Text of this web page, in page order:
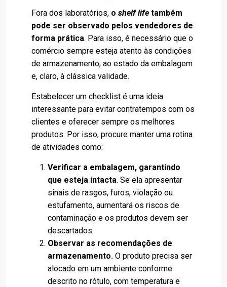
Fora dos laboratórios, o shelf life também
pode ser observado pelos vendedores de
forma prática. Para isso, é necessário que o
comércio sempre esteja atento às condições
de armazenamento, ao estado da embalagem
e, claro, à clássica validade.
Estabelecer um checklist é uma ideia
interessante para evitar contratempos com os
clientes e oferecer sempre os melhores
produtos. Por isso, procure manter uma rotina
de atividades como:
Verificar a embalagem, garantindo
que esteja intacta. Se ela apresentar
sinais de rasgos, furos, violação ou
estufamento, aumentará os riscos de
contaminação e os produtos devem ser
descartados.
Observar as recomendações de
armazenamento. O produto precisa ser
alocado em um ambiente conforme
descrito no rótulo, com temperatura e